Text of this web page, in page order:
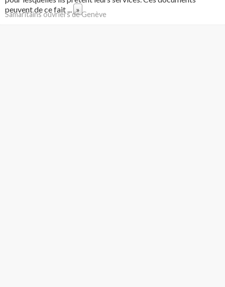
peuvent de ce fait... »
Samaritains ouvriers de Genève